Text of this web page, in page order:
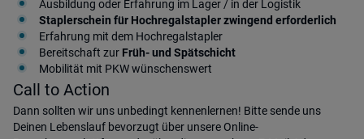
Ausbildung oder Erfahrung im Lager / in der Logistik
Staplerschein für Hochregalstapler zwingend erforderlich
Erfahrung mit dem Hochregalstapler
Bereitschaft zur Früh- und Spätschicht
Mobilität mit PKW wünschenswert
Call to Action
Dann sollten wir uns unbedingt kennenlernen! Bitte sende uns
Deinen Lebenslauf bevorzugt über unsere Online-